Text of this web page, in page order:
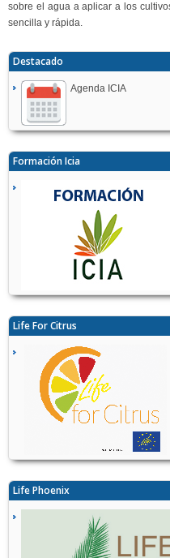
sobre el agua a aplicar a los
sencilla y rápida.
Destacado
Agenda ICIA
Formación Icia
Life For Citrus
Life Phoenix